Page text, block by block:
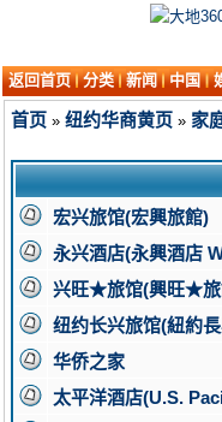
返回首页 分类 新闻 中国
首页 » 纽约华商黄页 » 家
宏兴旅馆(宏興旅館)
永兴酒店(永興酒店
兴旺★旅馆(興旺★
纽约长兴旅馆(紐約
华侨之家
太平洋酒店(U.S.